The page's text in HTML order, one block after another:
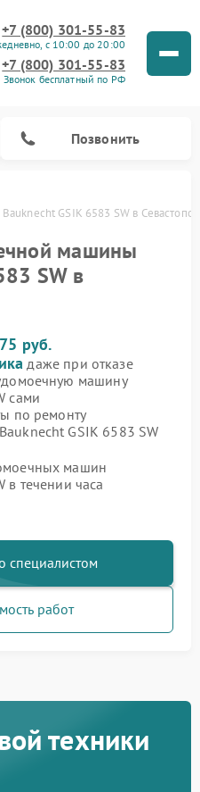
+7 (800) 301-55-83
с 10:00 до 20:00
+7 (800) 301-55-83
Звонок бесплатный по РФ
Позвонить
GSIK 6583 SW в
машины
SW в
руб.
даже при отказе
машину
сами
по ремонту
GSIK 6583 SW
машин
в течении часа
специалистом
работ
техники